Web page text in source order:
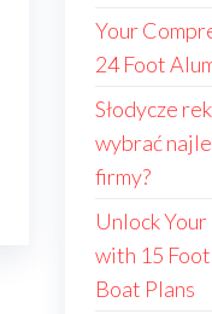
Your
24 Foot
Słodycze
wybrać
firmy?
Unlock
with 15
Boat Plans